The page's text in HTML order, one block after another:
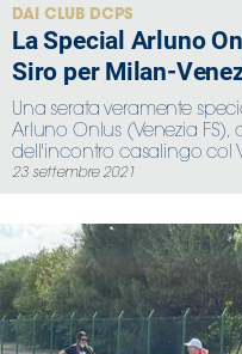
DAI CLUB DCPS
La Special Arluno
Siro per Milan-
Una serata veramente
Arluno Onlus (Venezia
dell'incontro casalingo col
23 settembre 2021